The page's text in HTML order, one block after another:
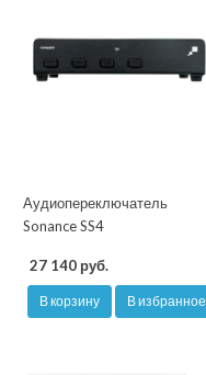
Аудиопереключатель
Sonance SS4
27 140 руб.
В корзину В избранное